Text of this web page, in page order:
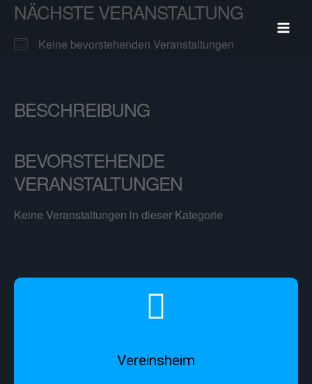
Zum
springen
NÄCHSTE VERANSTALTUNG
Keine bevorstehenden Veranstaltungen
BESCHREIBUNG
BEVORSTEHENDE
VERANSTALTUNGEN
Keine Veranstaltungen in dieser Kategorie
Vereinsheim